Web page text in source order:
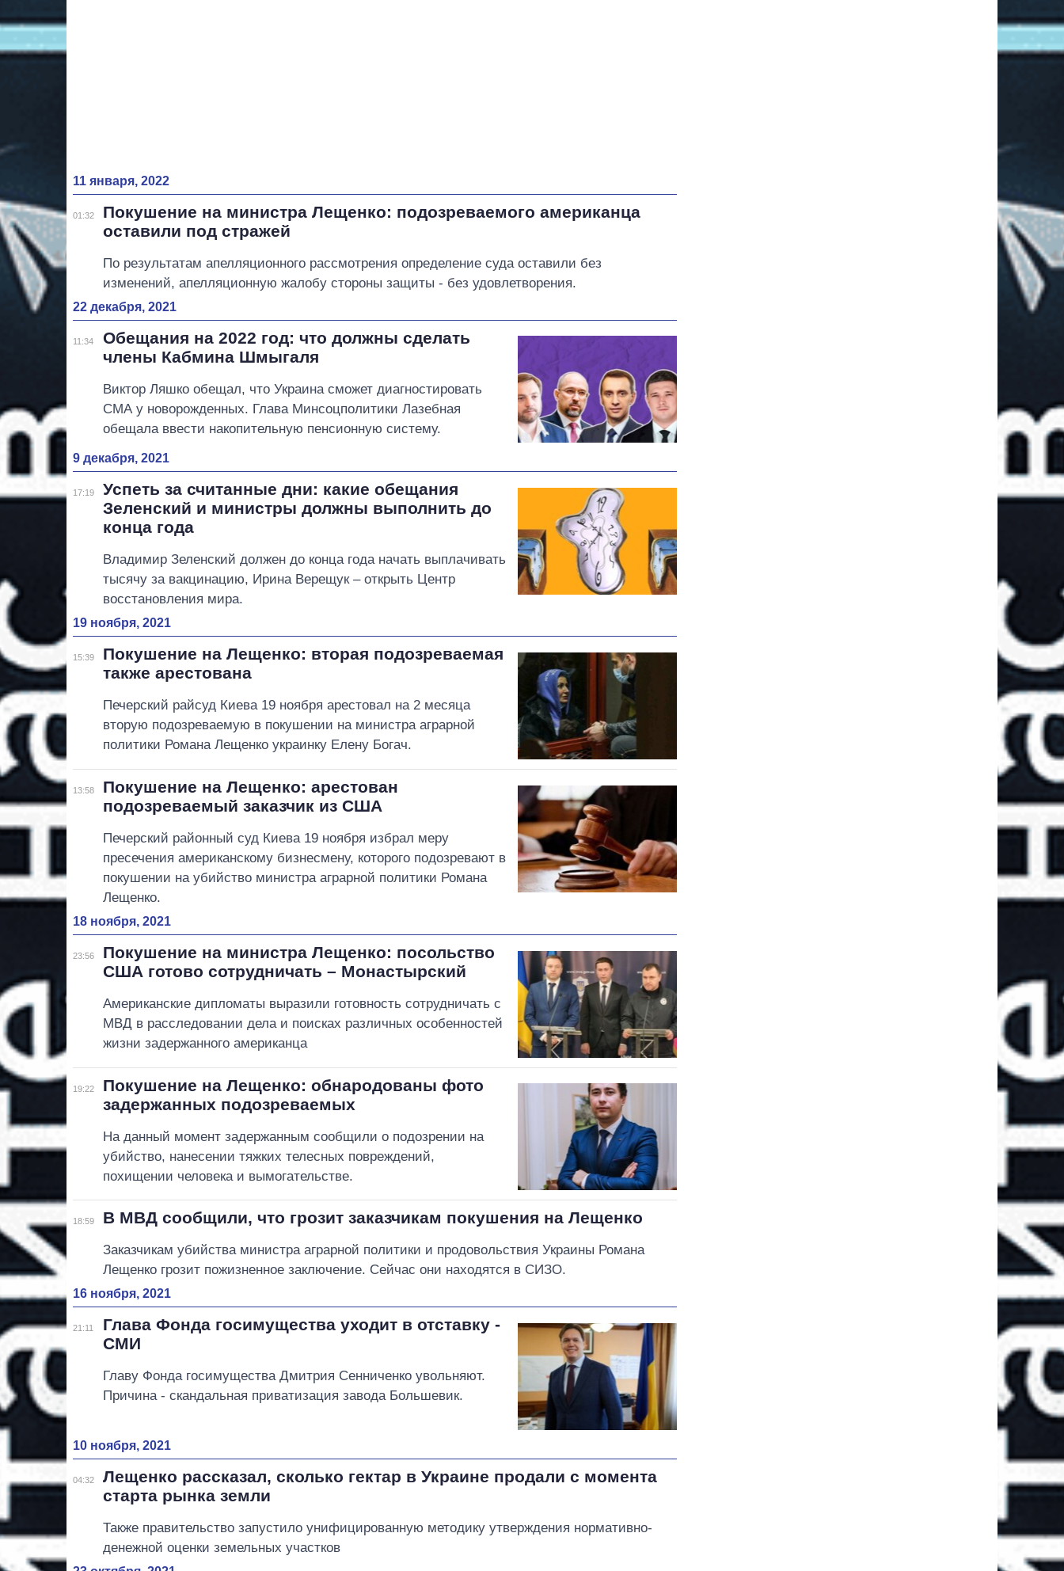
11 января, 2022
01:32
Покушение на министра Лещенко: подозреваемого американца
оставили под стражей
По результатам апелляционного рассмотрения определение суда оставили без
изменений, апелляционную жалобу стороны защиты - без удовлетворения.
22 декабря, 2021
11:34
Обещания на 2022 год: что должны сделать
члены Кабмина Шмыгаля
Виктор Ляшко обещал, что Украина сможет диагностировать
СМА у новорожденных. Глава Минсоцполитики Лазебная
обещала ввести накопительную пенсионную систему.
9 декабря, 2021
17:19
Успеть за считанные дни: какие обещания
Зеленский и министры должны выполнить до
конца года
Владимир Зеленский должен до конца года начать выплачивать
тысячу за вакцинацию, Ирина Верещук – открыть Центр
восстановления мира.
19 ноября, 2021
15:39
Покушение на Лещенко: вторая подозреваемая
также арестована
Печерский райсуд Киева 19 ноября арестовал на 2 месяца
вторую подозреваемую в покушении на министра аграрной
политики Романа Лещенко украинку Елену Богач.
13:58
Покушение на Лещенко: арестован
подозреваемый заказчик из США
Печерский районный суд Киева 19 ноября избрал меру
пресечения американскому бизнесмену, которого подозревают в
покушении на убийство министра аграрной политики Романа
Лещенко.
18 ноября, 2021
23:56
Покушение на министра Лещенко: посольство
США готово сотрудничать – Монастырский
Американские дипломаты выразили готовность сотрудничать с
МВД в расследовании дела и поисках различных особенностей
жизни задержанного американца
19:22
Покушение на Лещенко: обнародованы фото
задержанных подозреваемых
На данный момент задержанным сообщили о подозрении на
убийство, нанесении тяжких телесных повреждений,
похищении человека и вымогательстве.
18:59 В МВД сообщили, что грозит заказчикам покушения на Лещенко
Заказчикам убийства министра аграрной политики и продовольствия Украины Романа
Лещенко грозит пожизненное заключение. Сейчас они находятся в СИЗО.
16 ноября, 2021
21:11
Глава Фонда госимущества уходит в отставку -
СМИ
Главу Фонда госимущества Дмитрия Сенниченко увольняют.
Причина - скандальная приватизация завода Большевик.
10 ноября, 2021
04:32
Лещенко рассказал, сколько гектар в Украине продали с момента
старта рынка земли
Также правительство запустило унифицированную методику утверждения нормативно-
денежной оценки земельных участков